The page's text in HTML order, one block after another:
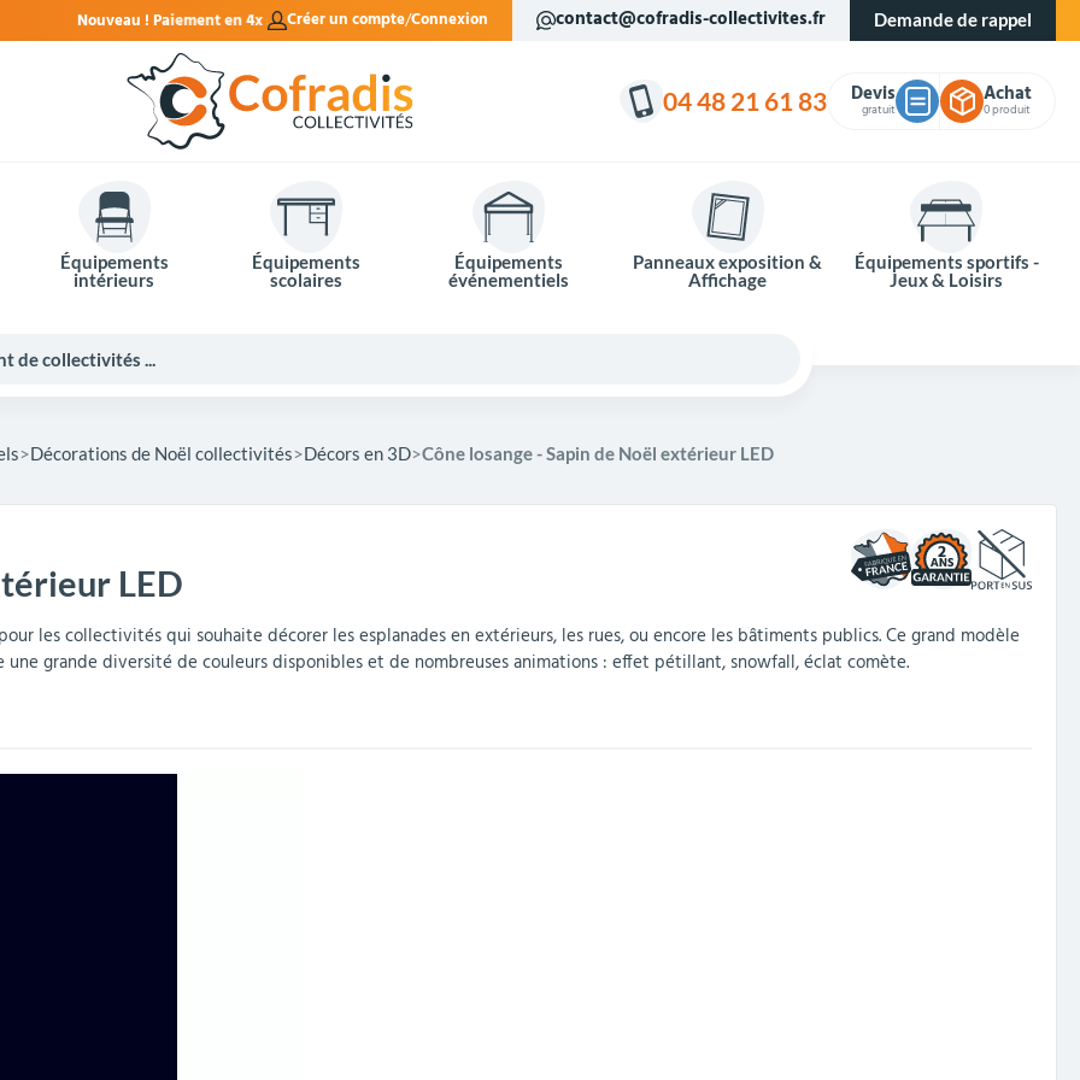
en 4x sans frais. Créer un compte Connexion contact@cofradis-collectivites.fr Demande de rappel
04 48 21 61 83 Devis
gratuit
Achat
0 produit
Équipements
intérieurs
Équipements
scolaires
Équipements
événementiels
Panneaux exposition &
Affichage
Équipements sportifs -
Jeux & Loisirs
Abris fumeurs
parking
Miroirs de sécurité
Mobilier de bureau
Mobilier crèche et
maternelle
Pavoisement
Décorations de Noël collectivités Décors en 3D Cône losange - Sapin de Noël extérieur LED
LED
2
les collectivités qui souhaite décorer les esplanades en extérieurs, les rues, ou encore les bâtiments publics. Ce grand modèle
grande diversité de couleurs disponibles et de nombreuses animations : effet pétillant, snowfall, éclat comète.